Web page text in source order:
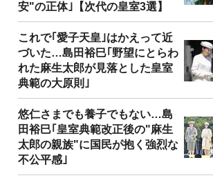
安"の正体｣【次代の皇室3選】
これで｢愛子天皇｣はかえって近
づいた…島田裕巳｢野望にとらわ
れた麻生太郎が見落とした皇室
典範の大原則｣
悠仁さまでも養子でもない…島
田裕巳｢皇室典範改正後の"麻生
太郎の親族"に国民が抱く強烈な
不公平感｣